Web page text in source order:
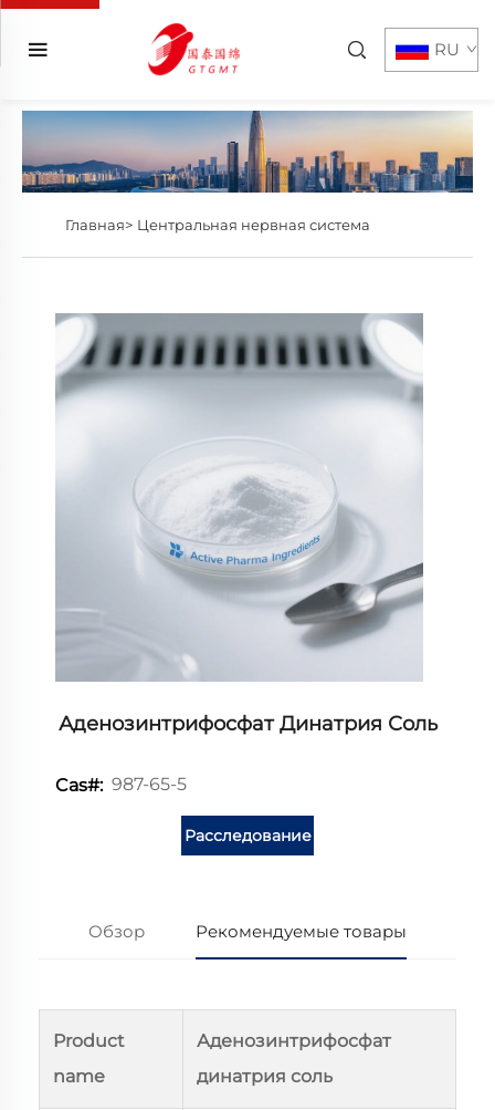
RU
Главная> Центральная нервная система
Аденозинтрифосфат Динатрия Соль
Cas#: 987-65-5
Расследование
Обзор Рекомендуемые товары
Product
name
Аденозинтрифосфат
динатрия соль